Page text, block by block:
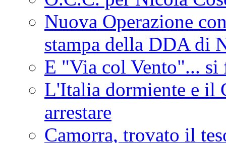
Nuova Operazione
stampa della DDA di
E "Via col Vento"... si
L'Italia dormiente e il
arrestare
Camorra, trovato il